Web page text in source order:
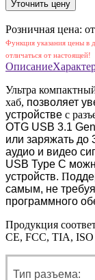
Уточнить цену
Розничная цена:
Функция указания цены в
отличаться от настоящей!
Описание
Ультра
хаб, позволяет
устройстве с
OTG USB 3.1
или заряжать до
аудио и видео
USB Type C
устройств. П
самым, не
программного
Продукция
CE, FCC, TIA, ISO
Тип разъема: